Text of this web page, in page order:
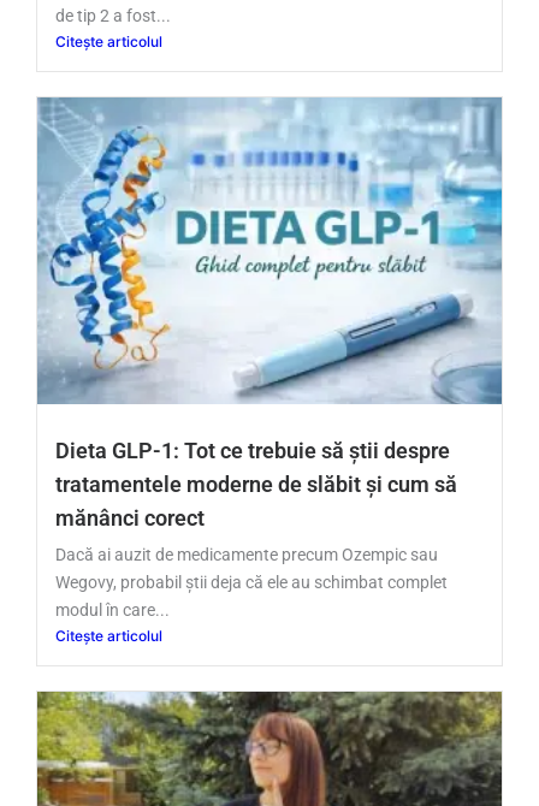
de tip 2 a fost...
Citește articolul
Dieta GLP-1: Tot ce trebuie să știi despre
tratamentele moderne de slăbit și cum să
mănânci corect
Dacă ai auzit de medicamente precum Ozempic sau
Wegovy, probabil știi deja că ele au schimbat complet
modul în care...
Citește articolul